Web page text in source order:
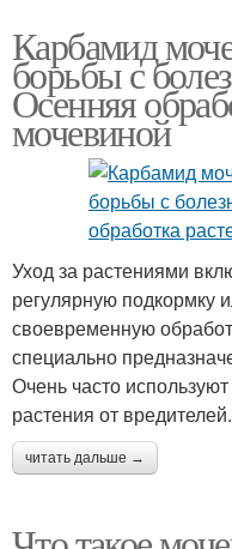
Карбамид
борьбы с
Осенняя
мочевиной
Уход за растениями
регулярную подкормку
своевременную
специально
Очень часто
растения от вредителей.
читать дальше →